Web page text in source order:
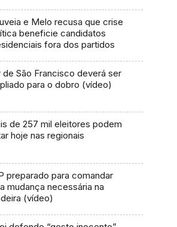
e Melo recusa que crise
beneficie candidatos
fora dos partidos
de São Francisco deverá ser
para o dobro (vídeo)
de 257 mil eleitores podem
hoje nas regionais
preparado para comandar
mudança necessária na
(vídeo)